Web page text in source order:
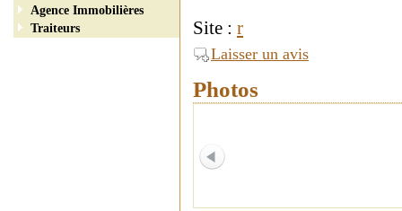
Site : r
Laisser un avis
Photos
Agence Immobilières
Traiteurs